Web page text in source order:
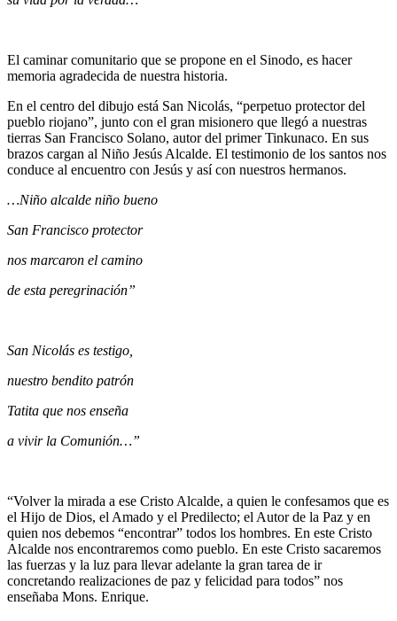
El caminar comunitario que se propone en el Sinodo, es hacer
memoria agradecida de nuestra historia.
En el centro del dibujo está San Nicolás, “perpetuo protector del
pueblo riojano”, junto con el gran misionero que llegó a nuestras
tierras San Francisco Solano, autor del primer Tinkunaco. En sus
brazos cargan al Niño Jesús Alcalde. El testimonio de los santos nos
conduce al encuentro con Jesús y así con nuestros hermanos.
…Niño alcalde niño bueno
San Francisco protector
nos marcaron el camino
de esta peregrinación”
San Nicolás es testigo,
nuestro bendito patrón
Tatita que nos enseña
a vivir la Comunión…”
“Volver la mirada a ese Cristo Alcalde, a quien le confesamos que es
el Hijo de Dios, el Amado y el Predilecto; el Autor de la Paz y en
quien nos debemos “encontrar” todos los hombres. En este Cristo
Alcalde nos encontraremos como pueblo. En este Cristo sacaremos
las fuerzas y la luz para llevar adelante la gran tarea de ir
concretando realizaciones de paz y felicidad para todos” nos
enseñaba Mons. Enrique.